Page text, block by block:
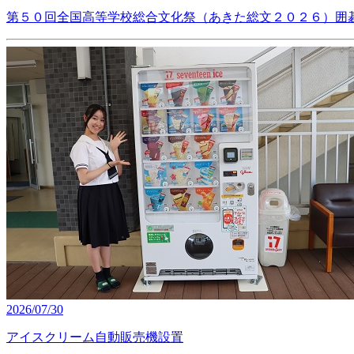
第５０回全国高等学校総合文化祭（あきた総文２０２６）囲
2026/07/30
アイスクリーム自動販売機設置